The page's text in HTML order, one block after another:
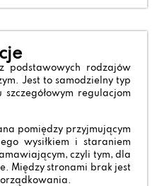
podstawowych rodzajów
Jest to samodzielny typ
regulacjom
pomiędzy przyjmującym
wysiłkiem i staraniem
czyli tym, dla
Między stronami brak jest